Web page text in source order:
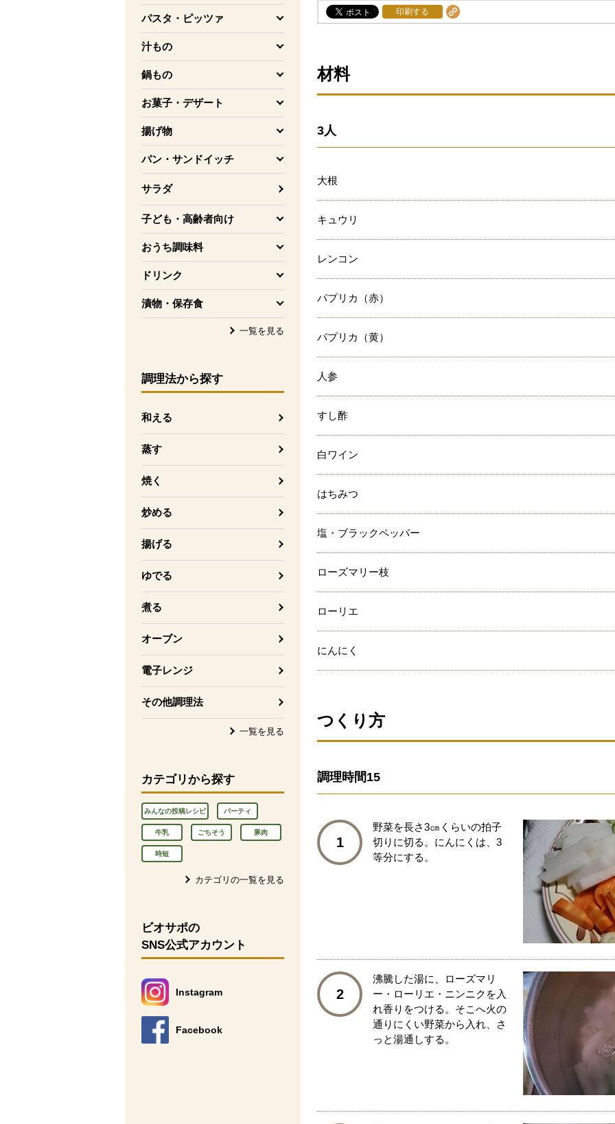
パスタ・ピッツァ
を開く
汁もの
を開く
鍋もの
を開く
お菓子・デザート
を開く
揚げ物
を開く
パン・サンドイッチ
を開く
サラダ
子ども・高齢者向け
を開く
おうち調味料
を開く
ドリンク
を開く
漬物・保存食
を開く
一覧を見る
調理法から探す
和える
蒸す
焼く
炒める
揚げる
ゆでる
煮る
オーブン
電子レンジ
その他調理法
一覧を見る
カテゴリから探す
みんなの投稿レシピ パーティ
牛乳 ごちそう 豚肉
時短
カテゴリの一覧を見る
ビオサポの
SNS公式アカウント
Instagram
別のウィンドウで開きます。
Facebook
別のウィンドウで開きます。
印刷する
材料
3人
大根
キュウリ
レンコン
パプリカ（赤）
パプリカ（黄）
人参
すし酢
白ワイン
はちみつ
塩・ブラックペッパー
ローズマリー枝
ローリエ
にんにく
つくり方
調理時間15
1
野菜を長さ3㎝くらいの拍子
切りに切る。にんにくは、3
等分にする。
2
沸騰した湯に、ローズマリ
ー・ローリエ・ニンニクを入
れ香りをつける。そこへ火の
通りにくい野菜から入れ、さ
っと湯通しする。